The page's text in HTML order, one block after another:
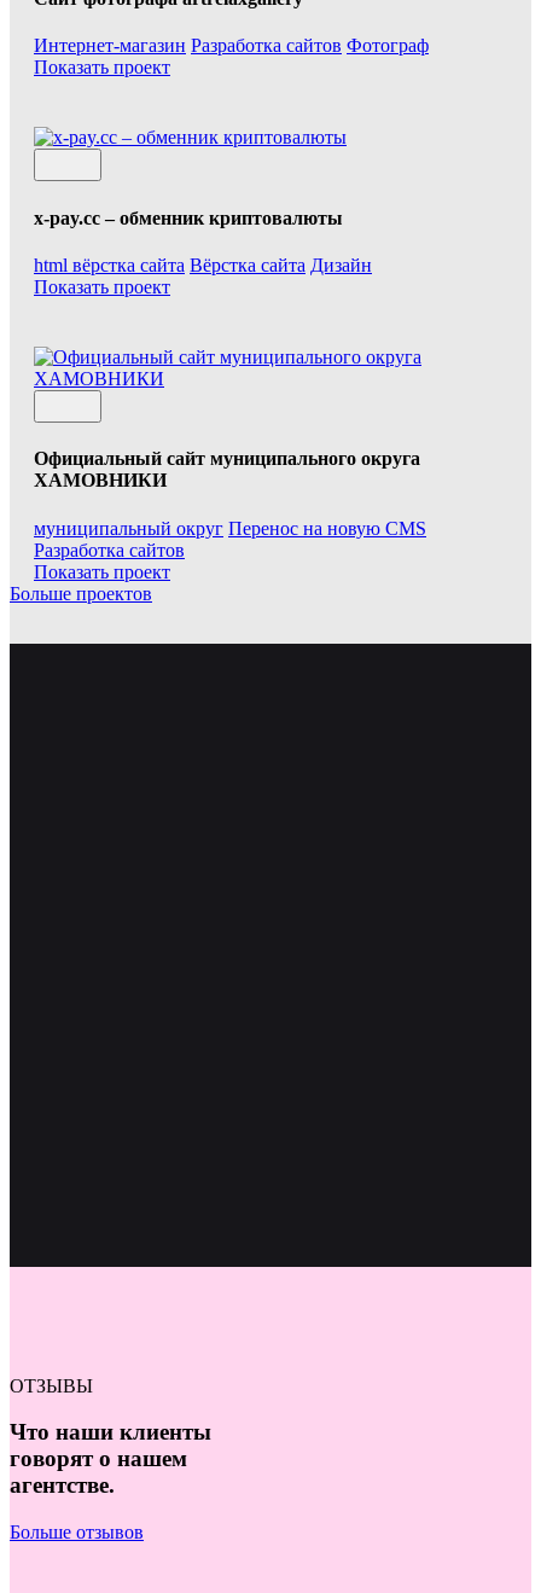
Интернет-магазин Разработка сайтов Фотограф
Показать проект
x-pay.cc – обменник криптовалюты
html вёрстка сайта Вёрстка сайта Дизайн
Показать проект
Официальный сайт муниципального округа
ХАМОВНИКИ
муниципальный округ Перенос на новую CMS
Разработка сайтов
Показать проект
Больше проектов
ОТЗЫВЫ
Что наши клиенты
говорят о нашем
агентстве.
Больше отзывов